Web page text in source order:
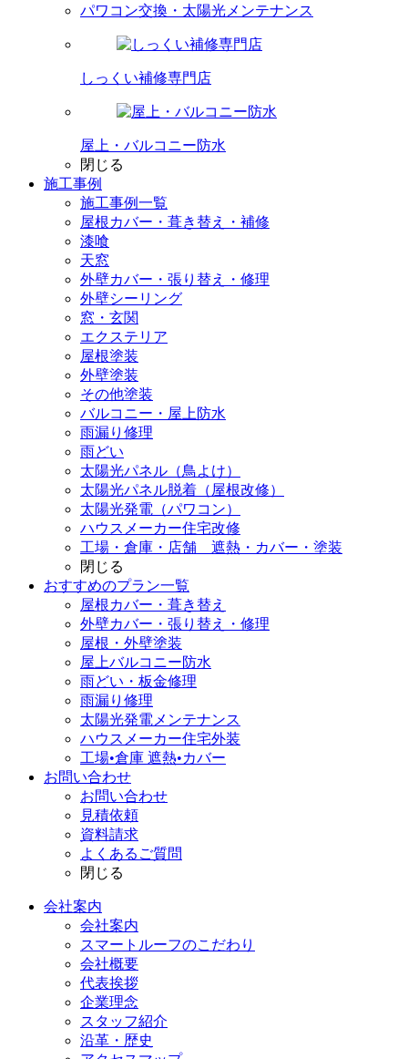
パワコン交換・太陽光メンテナンス
しっくい補修専門店
屋上・バルコニー防水
閉じる
施工事例
施工事例一覧
屋根カバー・葺き替え・補修
漆喰
天窓
外壁カバー・張り替え・修理
外壁シーリング
窓・玄関
エクステリア
屋根塗装
外壁塗装
その他塗装
バルコニー・屋上防水
雨漏り修理
雨どい
太陽光パネル（鳥よけ）
太陽光パネル脱着（屋根改修）
太陽光発電（パワコン）
ハウスメーカー住宅改修
工場・倉庫・店舗 遮熱・カバー・塗装
閉じる
おすすめのプラン一覧
屋根カバー・葺き替え
外壁カバー・張り替え・修理
屋根・外壁塗装
屋上バルコニー防水
雨どい・板金修理
雨漏り修理
太陽光発電メンテナンス
ハウスメーカー住宅外装
工場•倉庫 遮熱•カバー
お問い合わせ
お問い合わせ
見積依頼
資料請求
よくあるご質問
閉じる
会社案内
会社案内
スマートルーフのこだわり
会社概要
代表挨拶
企業理念
スタッフ紹介
沿革・歴史